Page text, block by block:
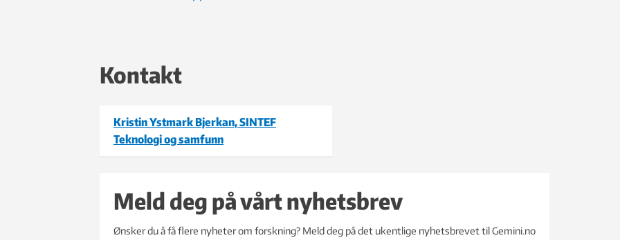
Kontakt
Kristin Ystmark Bjerkan, SINTEF
Teknologi og samfunn
Meld deg på vårt nyhetsbrev
Ønsker du å få flere nyheter om forskning? Meld deg på det ukentlige nyhetsbrevet til Gemini.no